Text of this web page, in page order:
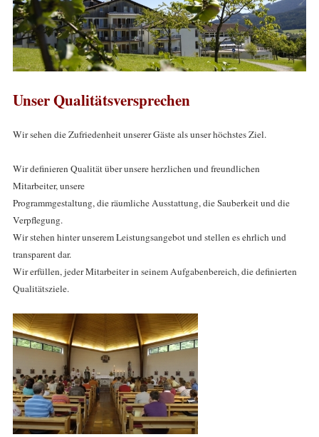
Unser Qualitätsversprechen
Wir sehen die Zufriedenheit unserer Gäste als unser höchstes Ziel.
Wir definieren Qualität über unsere herzlichen und freundlichen
Mitarbeiter, unsere
Programmgestaltung, die räumliche Ausstattung, die Sauberkeit und die
Verpflegung.
Wir stehen hinter unserem Leistungsangebot und stellen es ehrlich und
transparent dar.
Wir erfüllen, jeder Mitarbeiter in seinem Aufgabenbereich, die definierten
Qualitätsziele.